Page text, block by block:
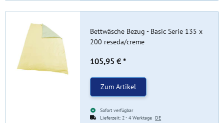
Bettwäsche Bezug - Basic Serie 135 x
200 reseda/creme
105,95 € *
Zum Artikel
Sofort verfügbar
Lieferzeit:2 - 4 WerktageDE